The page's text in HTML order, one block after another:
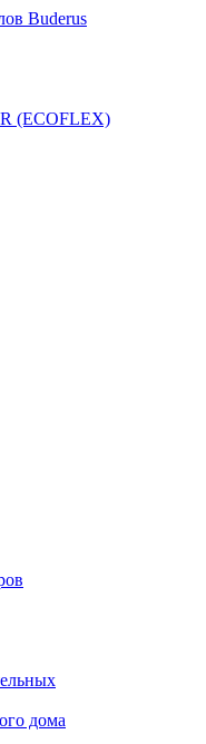
Buderus
(ECOFLEX)
дома